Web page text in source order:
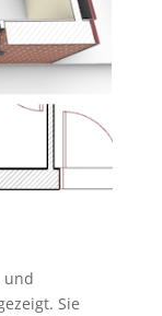
und
Sie